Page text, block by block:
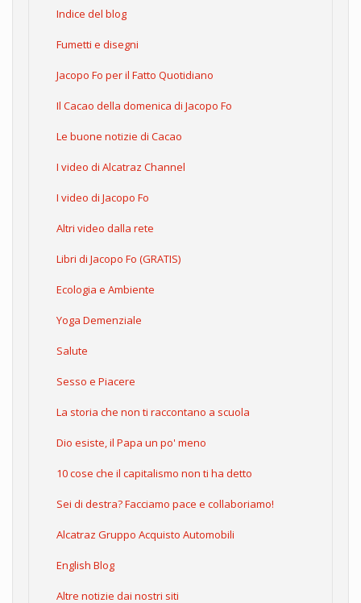
Indice del blog
Fumetti e disegni
Jacopo Fo per il Fatto Quotidiano
Il Cacao della domenica di Jacopo Fo
Le buone notizie di Cacao
I video di Alcatraz Channel
I video di Jacopo Fo
Altri video dalla rete
Libri di Jacopo Fo (GRATIS)
Ecologia e Ambiente
Yoga Demenziale
Salute
Sesso e Piacere
La storia che non ti raccontano a scuola
Dio esiste, il Papa un po' meno
10 cose che il capitalismo non ti ha detto
Sei di destra? Facciamo pace e collaboriamo!
Alcatraz Gruppo Acquisto Automobili
English Blog
Altre notizie dai nostri siti